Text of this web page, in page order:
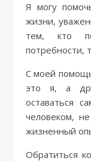
Я могу
жизни,
тем, кто
потребности,
С моей
это я, а
оставаться
человеком,
жизненный
Обратиться